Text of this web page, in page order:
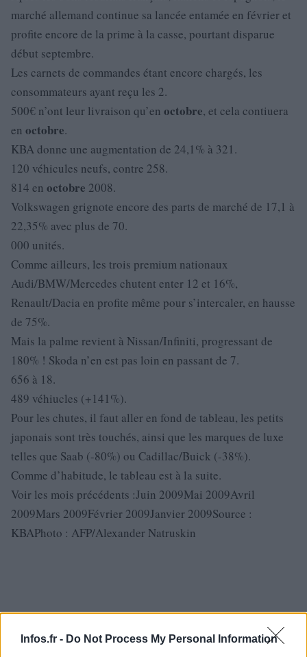
Infos.fr - Do Not Process My Personal Information
marché allemand continue sa lancée entamée en février et
profite encore de la prime à la casse, pourtant disparue
début septembre.
Les carnets de commandes étant encore chargés, les
consommateurs ayant reçu les 2.
500€ n’ont leur livraison qu’en octobre, et cela contiuera
en octobre.
KBA donne une augmentation de 24,1% à 321.
120 véhicules neufs, contre 258.
814 en octobre 2008.
Volkswagen grignote encore des parts de marché de 17,1 à
22,35% avec plus de 70.
000 unités.
Comme ailleurs, les trois premium nationaux
Audi/BMW/Mercedes chutent enter 12 et 16%,
Renault/Dacia en profite même pour s’intercaler, en hausse
de 75%.
Mais la palme revient à Nissan/Infiniti, progressant de
180% ! Skoda n’en est pas loin en passant de 7.
656 à 18.
489 véhiucles (+141%).
Pour les chutes, il faut aller en fond de tableau, les petits
japonais sont très touchés, ainsi que les marques de luxe
telles que Saab (-80%) ou Cadillac/Buick (-38%).
Comme d’habitude, le tableau est à la suite.
Voir les mois précédents :Juin 2009Mai 2009Avril
2009Mars 2009Février 2009Janvier 2009Source :
KBAPhoto : AFP/Alexander Natruskin